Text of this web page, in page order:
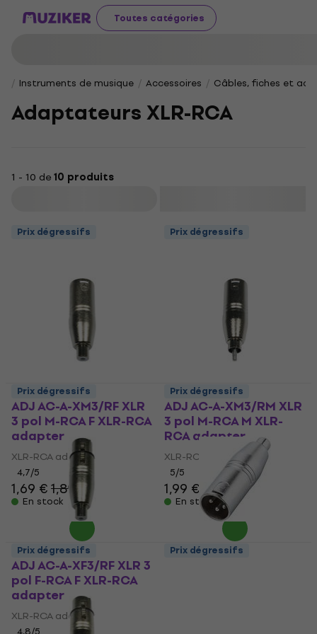
Toutes catégories
Instruments de musique Accessoires Câbles, fiches et
Adaptateurs XLR-RCA
1 - 10 de10 produits
Prix dégressifs
ADJ AC-A-XM3/RF XLR
3 pol M-RCA F XLR-RCA
adapter
XLR-RCA adapter
4,7/5
1,69 €1,89 €
En stock
Prix dégressifs
ADJ AC-A-XM3/RM XLR
3 pol M-RCA M XLR-
RCA adapter
XLR-RCA adapter
5/5
1,99 €
En stock
Prix dégressifs
ADJ AC-A-XF3/RF XLR 3
pol F-RCA F XLR-RCA
adapter
XLR-RCA adapter
Prix dégressifs
Prix dégressifs Prix dégressifs